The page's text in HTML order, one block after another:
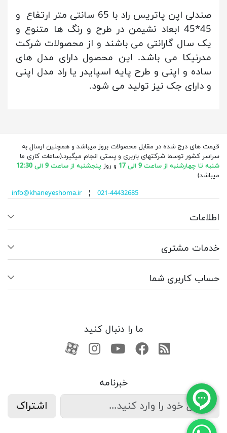
صندلی اپن پاتریس راد با 65 سانتی متر ارتفاع و
45*45 ابعاد نشیمن در طرح و رنگ ها متنوع و
یک سال گارانتی می باشند و از محصولات شرکت
مدرنیکا می باشد. این محصول دارای مدل های
ساده و اپنی و طرح پایه اسپایدر یا راد مدل اپنی
و دارای جک نیز تولید می شود.
قیمت های درج شده در مقابل محصولات بروز میباشد و همچنین ارسال به
سراسر کشور توسط شرکتهای باربری و پستی انجام میگیرد.(ساعات کاری ما
شنبه تا چهارشنبه از ساعت 9 الی 17
و روز پنجشنبه از ساعت 9 الی 12:30
میباشد)
info@khaneyeshoma.ir¦ 021-44432685
اطلاعات
خدمات مشتری
حساب کاربری شما
ما را دنبال کنید
RSSفیسبوکیوتیوبکانال آپارات
کانال آپارات
خبرنامه
اشتراک